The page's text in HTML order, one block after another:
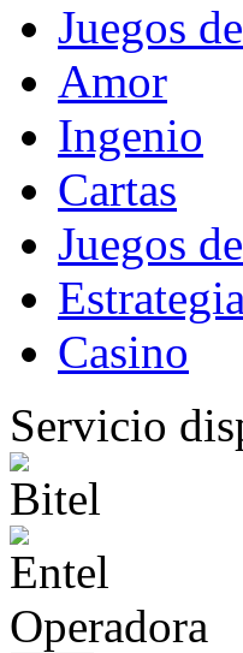
Juegos
Amor
Ingenio
Cartas
Juegos
Estrategia
Casino
Servicio
Operadora